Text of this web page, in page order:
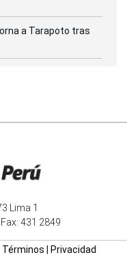
a Tarapoto tras
Lima 1
431 2849
Términos Privacidad